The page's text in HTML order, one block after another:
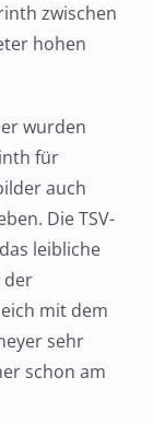
zwischen
hohen
wurden
für
auch
Die TSV-
leibliche
der
mit dem
sehr
schon am